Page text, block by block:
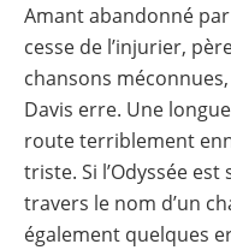
Amant abandonné
cesse de l’injurier,
chansons
Davis erre. Une
route terriblement
triste. Si l’Odyssée
travers le nom d’un
également quelques